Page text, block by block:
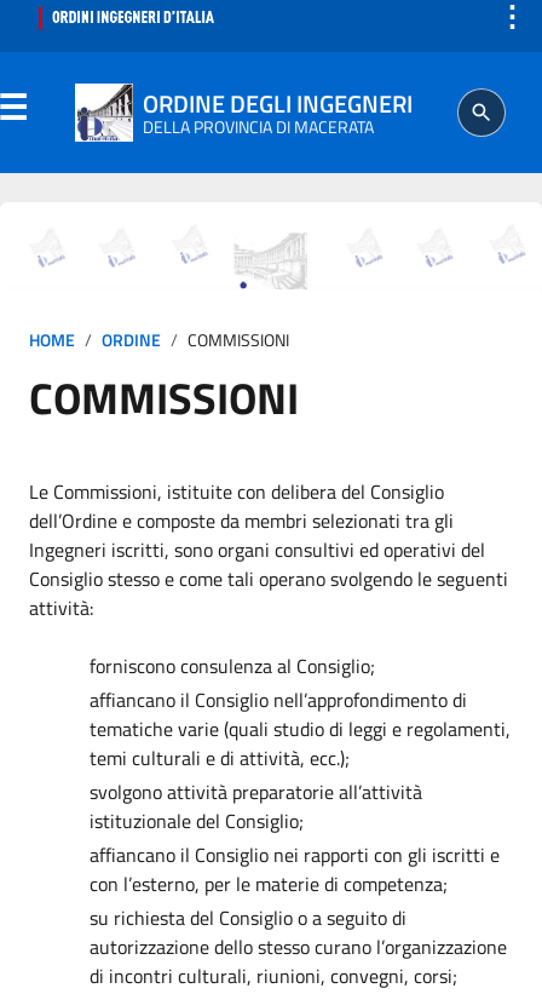
⋮
ORDINE DEGLI INGEGNERI
DELLA PROVINCIA DI MACERATA
SEGRETERIA
ISCRITTO
PROFESSIONE
AGGIORNAMENTO PROFESSIONALE
HOME ORDINE COMMISSIONI
COMMISSIONI
Le Commissioni, istituite con delibera del Consiglio
dell’Ordine e composte da membri selezionati tra gli
Ingegneri iscritti, sono organi consultivi ed operativi del
Consiglio stesso e come tali operano svolgendo le seguenti
attività:
forniscono consulenza al Consiglio;
affiancano il Consiglio nell’approfondimento di
tematiche varie (quali studio di leggi e regolamenti,
temi culturali e di attività, ecc.);
svolgono attività preparatorie all’attività
istituzionale del Consiglio;
affiancano il Consiglio nei rapporti con gli iscritti e
con l’esterno, per le materie di competenza;
su richiesta del Consiglio o a seguito di
autorizzazione dello stesso curano l’organizzazione
di incontri culturali, riunioni, convegni, corsi;